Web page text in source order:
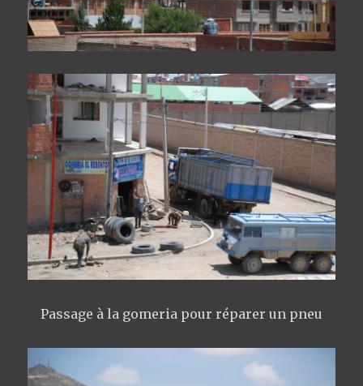
Passage à la gomeria pour réparer un pneu